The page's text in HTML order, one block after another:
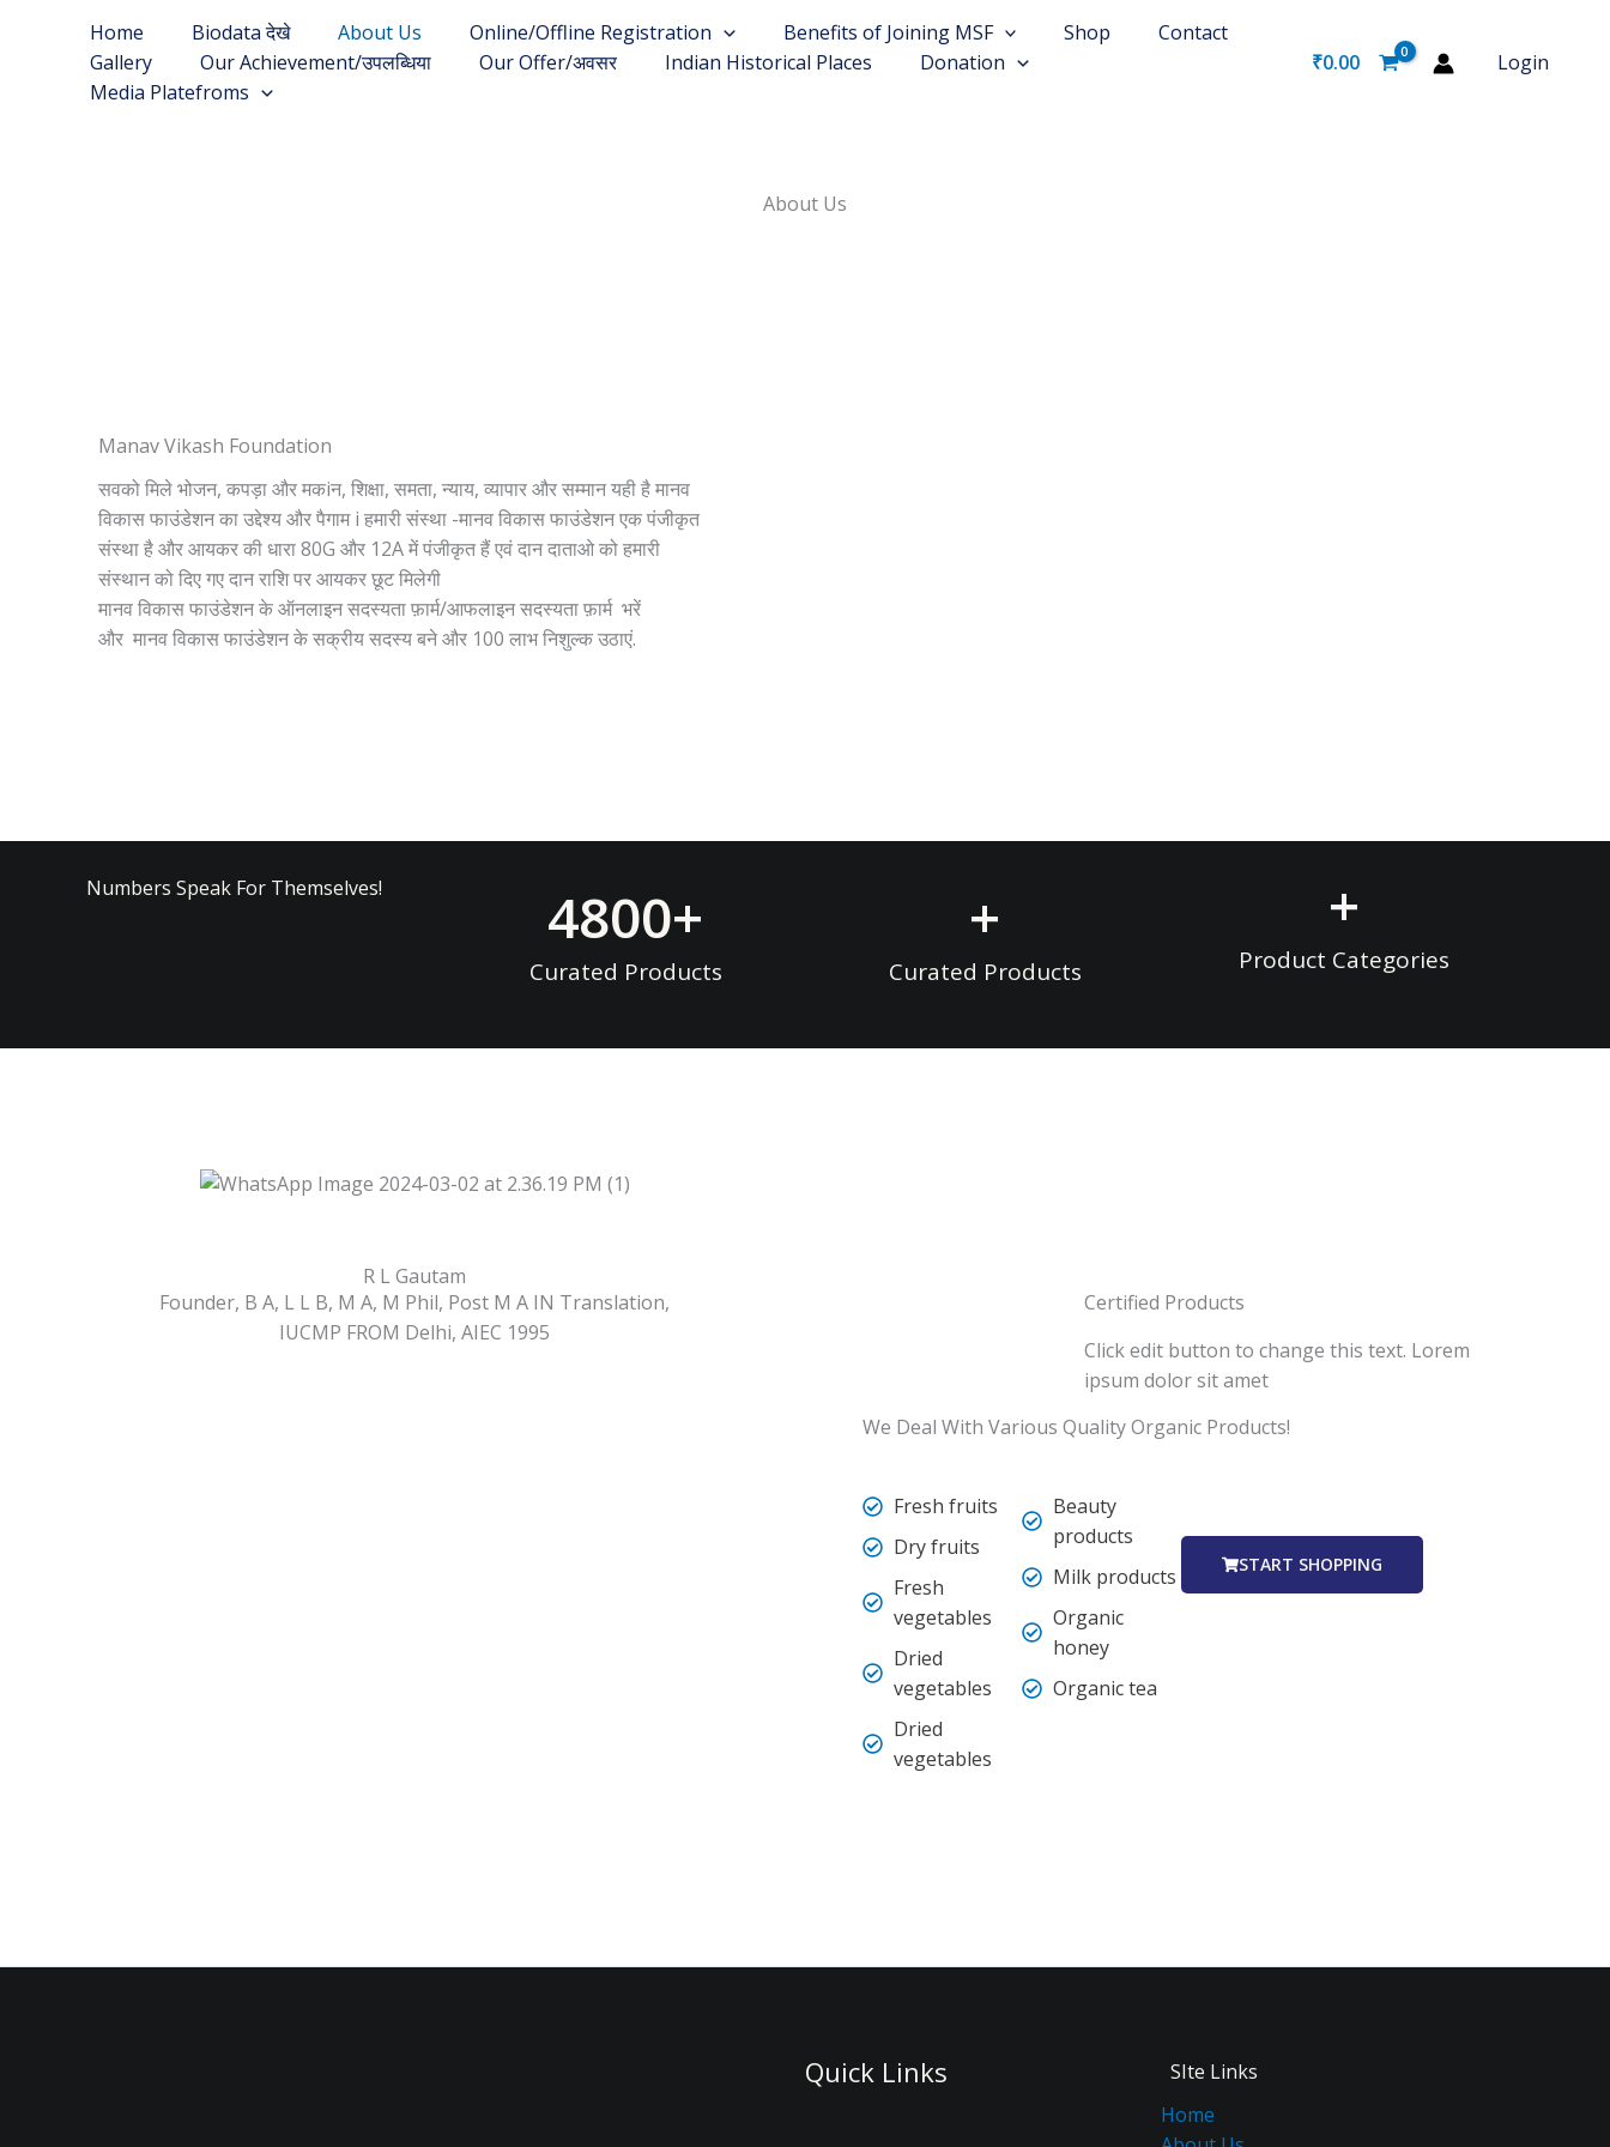
Home Biodata देखे About Us Online/Offline Registration Benefits of Joining MSF Shop
Contact
Gallery
Our Achievement/उपलब्धिया Our Offer/अवसर Indian Historical Places
Donation
Media Platefroms
₹0.00 Login
About Us
Manav Vikash Foundation
सवको मिले भोजन, कपड़ा और मकiन, शिक्षा, समता, न्याय, व्यापार और सम्मान यही है मानव
विकास फाउंडेशन का उद्देश्य और पैगाम i हमारी संस्था -मानव विकास फाउंडेशन एक पंजीकृत
संस्था है और आयकर की धारा 80G और 12A में पंजीकृत हैं एवं दान दाताओ को हमारी
संस्थान को दिए गए दान राशि पर आयकर छूट मिलेगी
मानव विकास फाउंडेशन के ऑनलाइनसदस्यताफ़ार्म/आफलाइनसदस्यताफ़ार्म भरें
और मानव विकास फाउंडेशन केसक्रीय सदस्य बने और 100 लाभ निशुल्क उठाएं.
Numbers Speak For Themselves!
Curated Products
4800+
Curated Products
+
Product Categories
+
R L Gautam​
Founder, B A, L L B, M A, M Phil, Post M A IN Translation,
IUCMP FROM Delhi, AIEC 1995
Certified Products
Click edit button to change this text. Lorem
ipsum dolor sit amet
We Deal With Various Quality Organic Products!
Fresh fruits
Dry fruits
Fresh
vegetables
Dried
vegetables
Dried
vegetables
Beauty
products
Milk products
Organic
honey
Organic tea
START SHOPPING
Quick Links
SIte Links
Home